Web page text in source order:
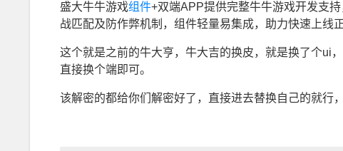
盛大牛牛游戏组件+双端APP提供完整牛牛游戏开发支
战匹配及防作弊机制，组件轻量易集成，助力快速上线
这个就是之前的牛大亨，牛大吉的换皮，就是换了个ui
直接换个端即可。
该解密的都给你们解密好了，直接进去替换自己的就行